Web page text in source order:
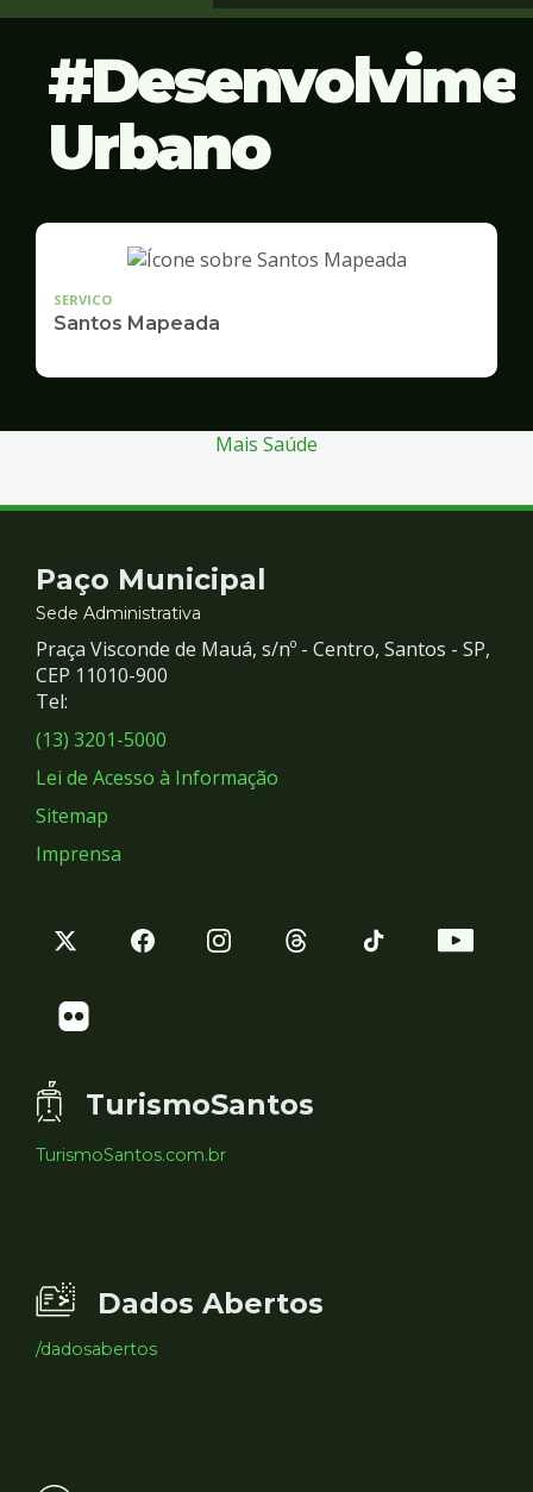
Urbano
SERVICO
Santos Mapeada
Mais Saúde
Contato
e
Redes
Sociais
Paço Municipal
Sede Administrativa
Praça Visconde de Mauá, s/nº - Centro, Santos - SP,
CEP 11010-900
Tel:
(13) 3201-5000
Lei de Acesso à Informação
Sitemap
Imprensa
TurismoSantos
TurismoSantos.com.br
Dados Abertos
/dadosabertos